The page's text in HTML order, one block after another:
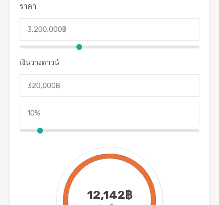
ราคา
เงินวางดาวน์
12,142฿